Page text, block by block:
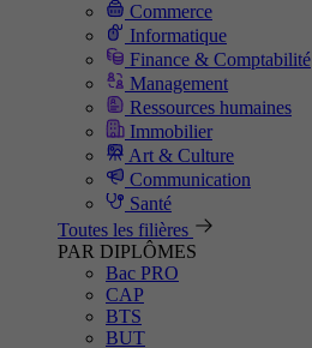
Commerce
Informatique
Finance & Comptabilité
Management
Ressources humaines
Immobilier
Art & Culture
Communication
Santé
Toutes les filières
PAR DIPLÔMES
Bac PRO
CAP
BTS
BUT